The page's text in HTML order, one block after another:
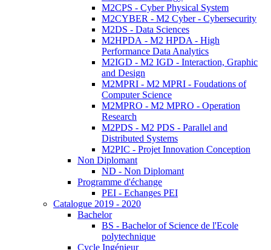
M2CPS - Cyber Physical System
M2CYBER - M2 Cyber - Cybersecurity
M2DS - Data Sciences
M2HPDA - M2 HPDA - High
Performance Data Analytics
M2IGD - M2 IGD - Interaction, Graphic
and Design
M2MPRI - M2 MPRI - Foudations of
Computer Science
M2MPRO - M2 MPRO - Operation
Research
M2PDS - M2 PDS - Parallel and
Distributed Systems
M2PIC - Projet Innovation Conception
Non Diplomant
ND - Non Diplomant
Programme d'échange
PEI - Echanges PEI
Catalogue 2019 - 2020
Bachelor
BS - Bachelor of Science de l'Ecole
polytechnique
Cycle Ingénieur